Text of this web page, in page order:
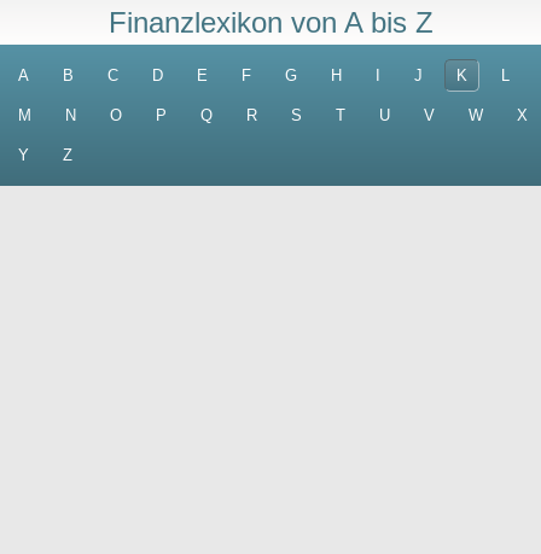
Finanzlexikon von A bis Z
A B C D E F G H J K L
M N O P Q R S T U V W X
Y Z